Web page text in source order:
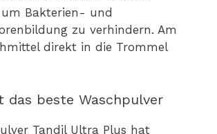
Bakterien- und
zu verhindern. Am
direkt in die Trommel
das beste Waschpulver
Tandil Ultra Plus hat